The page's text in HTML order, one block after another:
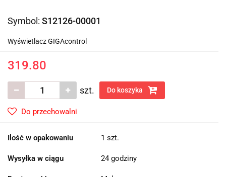
Symbol: S12126-00001
Wyświetlacz GIGAcontrol
319.80
szt. Do koszyka
Do przechowalni
Ilość w opakowaniu 1 szt.
Wysyłka w ciągu 24 godziny